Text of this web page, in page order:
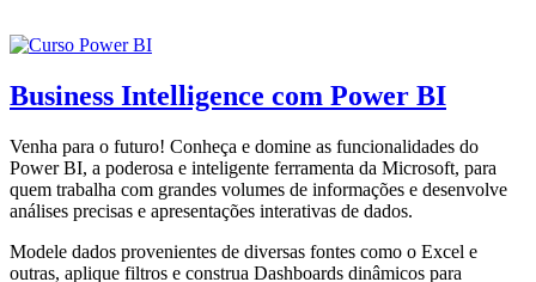
Business Intelligence com Power BI
Venha para o futuro! Conheça e domine as funcionalidades do
Power BI, a poderosa e inteligente ferramenta da Microsoft, para
quem trabalha com grandes volumes de informações e desenvolve
análises precisas e apresentações interativas de dados.
Modele dados provenientes de diversas fontes como o Excel e
outras, aplique filtros e construa Dashboards dinâmicos para